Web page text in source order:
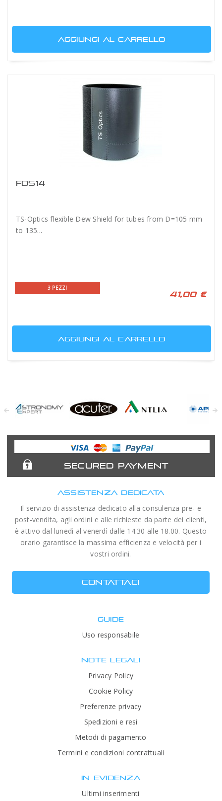
AGGIUNGI AL CARRELLO
FDS14
TS-Optics flexible Dew Shield for tubes from D=105 mm
to 135...
3 PEZZI
41,00 €
AGGIUNGI AL CARRELLO
Expert
Telescopes
SECURED PAYMENT
ASSISTENZA DEDICATA
Il servizio di assistenza dedicato alla consulenza pre- e
post-vendita, agli ordini e alle richieste da parte dei clienti,
è attivo dal lunedì al venerdì dalle 14.30 alle 18.00. Questo
orario garantisce la massima efficienza e velocità per i
vostri ordini.
CONTATTACI
GUIDE
Uso responsabile
NOTE LEGALI
Privacy Policy
Cookie Policy
Preferenze privacy
Spedizioni e resi
Metodi di pagamento
Termini e condizioni contrattuali
IN EVIDENZA
Ultimi inserimenti